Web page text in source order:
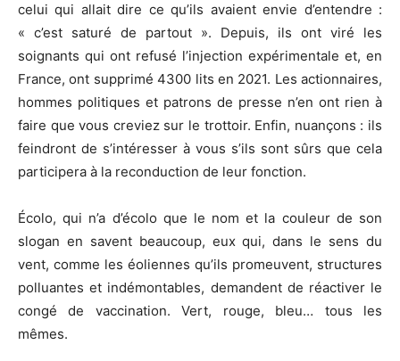
celui qui allait dire ce qu’ils avaient envie d’entendre :
« c’est saturé de partout ». Depuis, ils ont viré les
soignants qui ont refusé l’injection expérimentale et, en
France, ont supprimé 4300 lits en 2021. Les actionnaires,
hommes politiques et patrons de presse n’en ont rien à
faire que vous creviez sur le trottoir. Enfin, nuançons : ils
feindront de s’intéresser à vous s’ils sont sûrs que cela
participera à la reconduction de leur fonction.
Écolo, qui n’a d’écolo que le nom et la couleur de son
slogan en savent beaucoup, eux qui, dans le sens du
vent, comme les éoliennes qu’ils promeuvent, structures
polluantes et indémontables, demandent de réactiver le
congé de vaccination. Vert, rouge, bleu… tous les
mêmes.